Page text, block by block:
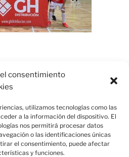
consentimiento
utilizamos tecnologías como las
a la información del dispositivo. El
nos permitirá procesar datos
o las identificaciones únicas
el consentimiento, puede afectar
y funciones.
2026
1 2
6 7 8 9
13 14 15 16